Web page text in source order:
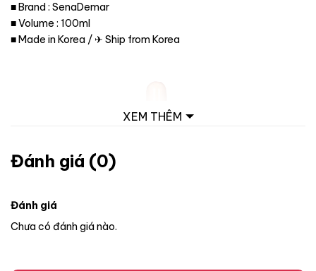
■ Brand : SenaDemar
■ Volume : 100ml
■ Made in Korea / ✈ Ship from Korea
XEM THÊM
Đánh giá (0)
Đánh giá
Chưa có đánh giá nào.